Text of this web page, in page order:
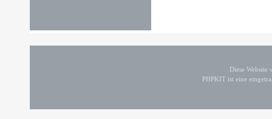
Diese
PHPKIT ist eine